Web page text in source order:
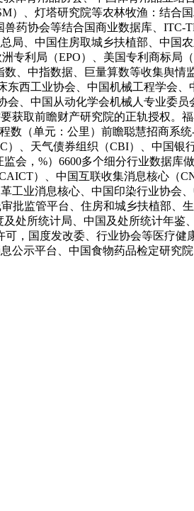
）、灯塔研究院等农林牧渔：结合
药协会等结合国商业数据库、
、中国住房取城乡扶植部、中国
利局（EPO）、美国专利商标局
、中指数据、巨量算数等收集舆
床东西工业协会、中国机械工程学
、中国从动化学会机械人专业委员
取前瞻财产研究院的正轨授权。
数（单元：公里）前瞻聪慧招商系
、天气债券组织（CBI）、中国银
会，%）6600多个细分行业数据库
）、中国互联收集消息核心（
工业消息核心、中国印染行业协会
批监管平台、住房和城乡扶植部、
处所统计局、中国及处所统计年
，国度发改委、行业协会等医疗
示平台、中国食物药品检定研究